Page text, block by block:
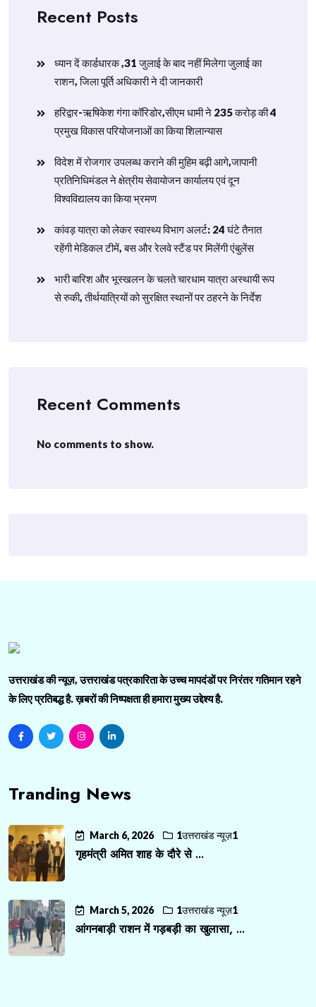
Recent Posts
ध्यान दें कार्डधारक ,31 जुलाई के बाद नहीं मिलेगा जुलाई का
राशन, जिला पूर्ति अधिकारी ने दी जानकारी
हरिद्वार-ऋषिकेश गंगा कॉरिडोर,सीएम धामी ने 235 करोड़ की 4
प्रमुख विकास परियोजनाओं का किया शिलान्यास
विदेश में रोजगार उपलब्ध कराने की मुहिम बढ़ी आगे,जापानी
प्रतिनिधिमंडल ने क्षेत्रीय सेवायोजन कार्यालय एवं दून
विश्वविद्यालय का किया भ्रमण
​कांवड़ यात्रा को लेकर स्वास्थ्य विभाग अलर्ट: 24 घंटे तैनात
रहेंगी मेडिकल टीमें, बस और रेलवे स्टैंड पर मिलेंगी एंबुलेंस
​भारी बारिश और भूस्खलन के चलते चारधाम यात्रा अस्थायी रूप
से रुकी, तीर्थयात्रियों को सुरक्षित स्थानों पर ठहरने के निर्देश
Recent Comments
No comments to show.
उत्तराखंड की न्यूज़, उत्तराखंड पत्रकारिता के उच्च मापदंडों पर निरंतर गतिमान रहने
के लिए प्रतिबद्ध है. ख़बरों की निष्पक्षता ही हमारा मुख्य उद्देश्य है.
Tranding News
March 6, 2026 1उत्तराखंड न्यूज़1
गृहमंत्री अमित शाह के दौरे से ...
March 5, 2026 1उत्तराखंड न्यूज़1
आंगनबाड़ी राशन में गड़बड़ी का खुलासा, ...